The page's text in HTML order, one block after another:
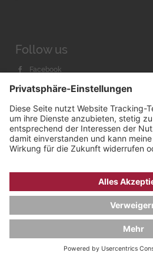
Follow us
Facebook
Youtube
Bachmann & Scher
IMPRESSUM
AGB & WIDERRUF